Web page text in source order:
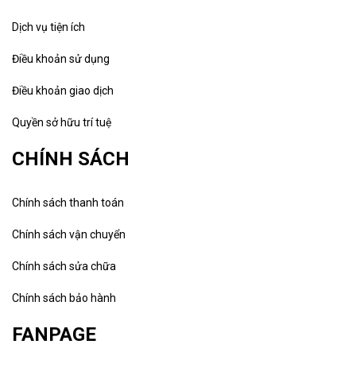
Dịch vụ tiện ích
Điều khoản sử dụng
Điều khoản giao dịch
Quyền sở hữu trí tuệ
CHÍNH SÁCH
Chính sách thanh toán
Chính sách vận chuyển
Chính sách sửa chữa
Chính sách bảo hành
FANPAGE